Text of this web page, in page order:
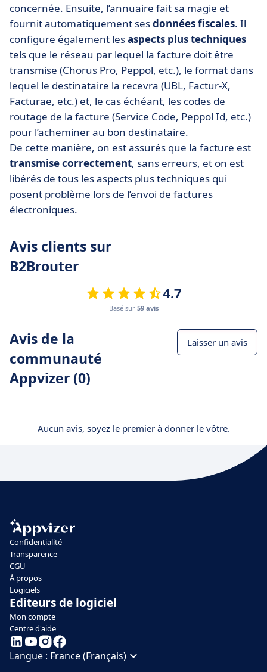
concernée. Ensuite, l’annuaire fait sa magie et
fournit automatiquement sesdonnées fiscales. Il
configure également lesaspects plus techniques
tels que le réseau par lequel la facture doit être
transmise (Chorus Pro, Peppol, etc.), le format dans
lequel le destinataire la recevra (UBL, Factur-X,
Facturae, etc.) et, le cas échéant, les codes de
routage de la facture (Service Code, Peppol Id, etc.)
pour l’acheminer au bon destinataire.
De cette manière, on est assurés que la facture est
transmise correctement, sans erreurs, et on est
libérés de tous les aspects plus techniques qui
posent problème lors de l’envoi de factures
électroniques.
Avis clients sur
B2Brouter
4.7
Basé sur 59 avis
Avis de la
communauté
Appvizer (0)
Laisser un avis
Aucun avis, soyez le premier à donner le vôtre.
Confidentialité
Transparence
CGU
À propos
Logiciels
Editeurs de logiciel
Mon compte
Centre d'aide
Langue : France (Français)